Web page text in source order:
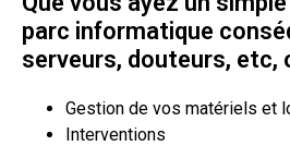
parc informatique
serveurs, douteurs, etc,
Gestion de vos matériels et
Interventions